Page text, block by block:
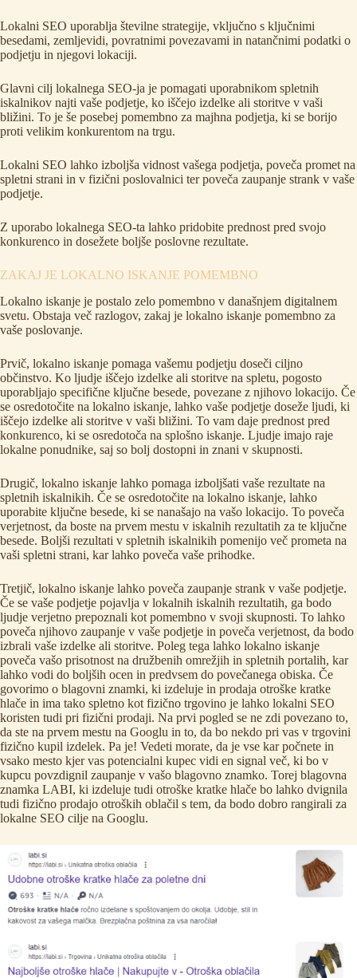
Lokalni SEO uporablja številne strategije, vključno s ključnimi
besedami, zemljevidi, povratnimi povezavami in natančnimi podatki o
podjetju in njegovi lokaciji.
Glavni cilj lokalnega SEO-ja je pomagati uporabnikom spletnih
iskalnikov najti vaše podjetje, ko iščejo izdelke ali storitve v vaši
bližini. To je še posebej pomembno za majhna podjetja, ki se borijo
proti velikim konkurentom na trgu.
Lokalni SEO lahko izboljša vidnost vašega podjetja, poveča promet na
spletni strani in v fizični poslovalnici ter poveča zaupanje strank v vaše
podjetje.
Z uporabo lokalnega SEO-ta lahko pridobite prednost pred svojo
konkurenco in dosežete boljše poslovne rezultate.
ZAKAJ JE LOKALNO ISKANJE POMEMBNO
Lokalno iskanje je postalo zelo pomembno v današnjem digitalnem
svetu. Obstaja več razlogov, zakaj je lokalno iskanje pomembno za
vaše poslovanje.
Prvič, lokalno iskanje pomaga vašemu podjetju doseči ciljno
občinstvo. Ko ljudje iščejo izdelke ali storitve na spletu, pogosto
uporabljajo specifične ključne besede, povezane z njihovo lokacijo. Če
se osredotočite na lokalno iskanje, lahko vaše podjetje doseže ljudi, ki
iščejo izdelke ali storitve v vaši bližini. To vam daje prednost pred
konkurenco, ki se osredotoča na splošno iskanje. Ljudje imajo raje
lokalne ponudnike, saj so bolj dostopni in znani v skupnosti.
Drugič, lokalno iskanje lahko pomaga izboljšati vaše rezultate na
spletnih iskalnikih. Če se osredotočite na lokalno iskanje, lahko
uporabite ključne besede, ki se nanašajo na vašo lokacijo. To poveča
verjetnost, da boste na prvem mestu v iskalnih rezultatih za te ključne
besede. Boljši rezultati v spletnih iskalnikih pomenijo več prometa na
vaši spletni strani, kar lahko poveča vaše prihodke.
Tretjič, lokalno iskanje lahko poveča zaupanje strank v vaše podjetje.
Če se vaše podjetje pojavlja v lokalnih iskalnih rezultatih, ga bodo
ljudje verjetno prepoznali kot pomembno v svoji skupnosti. To lahko
poveča njihovo zaupanje v vaše podjetje in poveča verjetnost, da bodo
izbrali vaše izdelke ali storitve. Poleg tega lahko lokalno iskanje
poveča vašo prisotnost na družbenih omrežjih in spletnih portalih, kar
lahko vodi do boljših ocen in predvsem do povečanega obiska. Če
govorimo o blagovni znamki, ki izdeluje in prodaja otroške kratke
hlače in ima tako spletno kot fizično trgovino je lahko lokalni SEO
koristen tudi pri fizični prodaji. Na prvi pogled se ne zdi povezano to,
da ste na prvem mestu na Googlu in to, da bo nekdo pri vas v trgovini
fizično kupil izdelek. Pa je! Vedeti morate, da je vse kar počnete in
vsako mesto kjer vas potencialni kupec vidi en signal več, ki bo v
kupcu povzdignil zaupanje v vašo blagovno znamko. Torej blagovna
znamka LABI, ki izdeluje tudi otroške kratke hlače bo lahko dvignila
tudi fizično prodajo otroških oblačil s tem, da bodo dobro rangirali za
lokalne SEO cilje na Googlu.